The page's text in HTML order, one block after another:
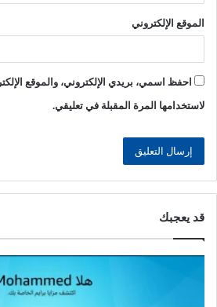
الموقع الإلكتروني
احفظ اسمي، بريدي الإلكتروني، والموقع
لاستخدامها المرة المقبلة في تعليقي.
قد يعجبك